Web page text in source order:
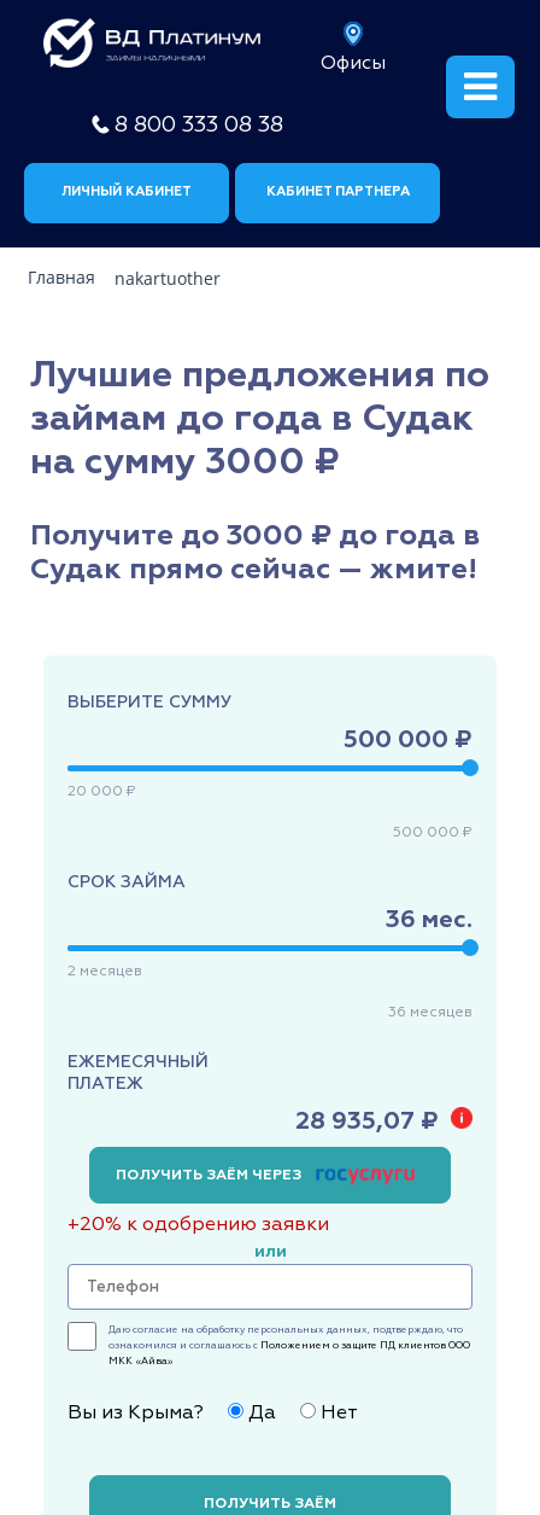
Офисы
8 800 333 08 38
ЛИЧНЫЙ КАБИНЕТ КАБИНЕТ ПАРТНЕРА
Главная nakartuother
Лучшие предложения по
займам до года в Судак
на сумму 3000 ₽
Получите до 3000 ₽ до года в
Судак прямо сейчас — жмите!
ВЫБЕРИТЕ СУММУ
500 000 ₽
20 000 ₽
500 000 ₽
СРОК ЗАЙМА
36 мес.
2 месяцев
36 месяцев
ЕЖЕМЕСЯЧНЫЙ
ПЛАТЕЖ
28 935,07 ₽
ПОЛУЧИТЬ ЗАЁМ ЧЕРЕЗ
+20% к одобрению заявки
или
Даю согласие на обработку персональных данных, подтверждаю, что
ознакомился и соглашаюсь с Положением о защите ПД клиентов ООО
МКК «Айва»
Вы из Крыма? Да Нет
ПОЛУЧИТЬ ЗАЁМ